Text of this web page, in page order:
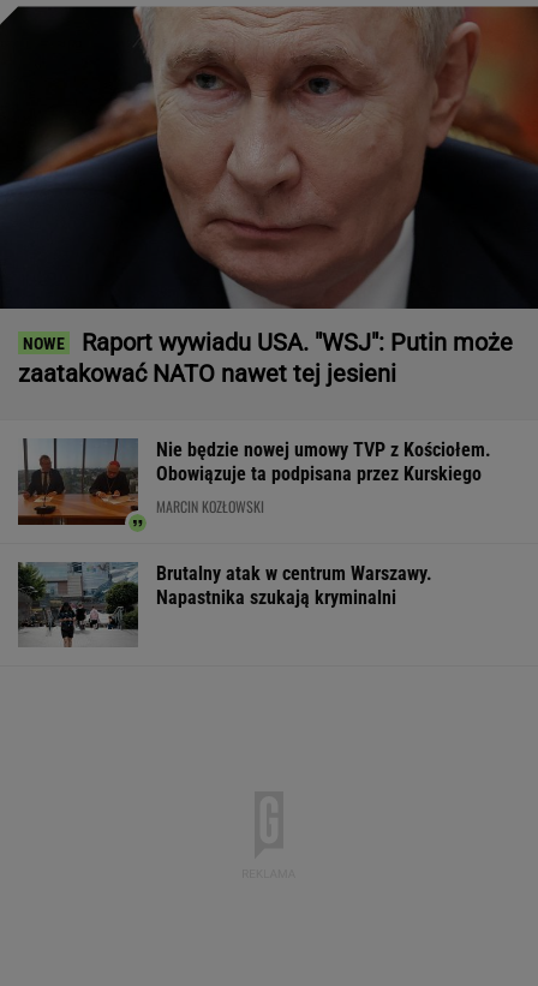
Raport wywiadu USA. "WSJ": Putin może
zaatakować NATO nawet tej jesieni
Nie będzie nowej umowy TVP z Kościołem.
Obowiązuje ta podpisana przez Kurskiego
MARCIN KOZŁOWSKI
Brutalny atak w centrum Warszawy.
Napastnika szukają kryminalni